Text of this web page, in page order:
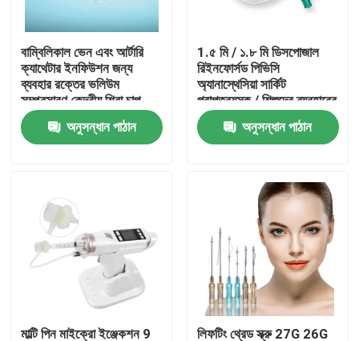
আমাদের সম্বন্ধে
কারখানা পরিদর্শন
গুণমান নিয়ন্ত্রণ
মেডিকেল অক্সিজেন মাস্ক
ভেঞ্চুরি অক্সিজেন মাস্ক
বাম্বিলিকাল ভেন এবং আর্টারি
ক্যাথেটার ইনফিউশন জন্য
ব্যবহার রক্তের ভলিউম
সম্প্রসারণ কেন্দ্রীয় শিরা চাপ
পর্যবেক্ষণ প্যারেন্টারাল পুষ্টি রক্তের
নমুনা গ্রহণঅনুসন্ধান পাঠান
1.৫ মি / ১.৮ মি ডিসপোজাল
রিইনফোর্সড পিভিসি
অ্যানাস্থেসিয়া সার্কিট
প্রাপ্তবয়স্ক / শিশুদের ব্যবহারের
জন্য
অনুসন্ধান পাঠান
মাল্টি পিন মাইক্রো ইঞ্জেকশন 9 লিফটিং থ্রেড স্ক্রু 27G 26G